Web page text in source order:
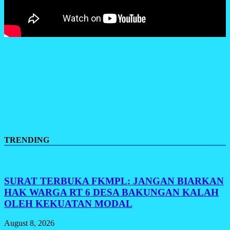
TRENDING
SURAT TERBUKA FKMPL: JANGAN BIARKAN
HAK WARGA RT 6 DESA BAKUNGAN KALAH
OLEH KEKUATAN MODAL
August 8, 2026